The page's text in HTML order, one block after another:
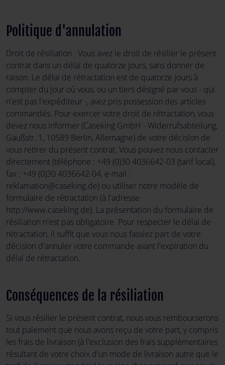
Politique d'annulation
Droit de résiliation : Vous avez le droit de résilier le présent
contrat dans un délai de quatorze jours, sans donner de
raison. Le délai de rétractation est de quatorze jours à
compter du jour où vous, ou un tiers désigné par vous - qui
n'est pas l'expéditeur -, avez pris possession des articles
commandés. Pour exercer votre droit de rétractation, vous
devez nous informer (Caseking GmbH - Widerrufsabteilung,
Gaußstr. 1, 10589 Berlin, Allemagne) de votre décision de
vous retirer du présent contrat. Vous pouvez nous contacter
directement (téléphone : +49 (0)30 4036642-03 (tarif local),
fax : +49 (0)30 4036642-04, e-mail :
reklamation@caseking.de) ou utiliser notre modèle de
formulaire de rétractation (à l'adresse
http://www.caseking.de). La présentation du formulaire de
résiliation n'est pas obligatoire. Pour respecter le délai de
rétractation, il suffit que vous nous fassiez part de votre
décision d'annuler votre commande avant l'expiration du
délai de rétractation.
Conséquences de la résiliation
Si vous résilier le présent contrat, nous vous rembourserons
tout paiement que nous avons reçu de votre part, y compris
les frais de livraison (à l'exclusion des frais supplémentaires
résultant de votre choix d'un mode de livraison autre que le